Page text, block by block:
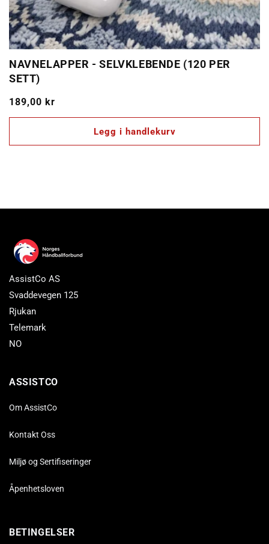
NAVNELAPPER - SELVKLEBENDE (120 PER
SETT)
Vanlig
pris
189,00 kr
Legg i handlekurv
AssistCo AS
Svaddevegen 125
Rjukan
Telemark
NO
ASSISTCO
Om AssistCo
Kontakt Oss
Miljø og Sertifiseringer
Åpenhetsloven
BETINGELSER